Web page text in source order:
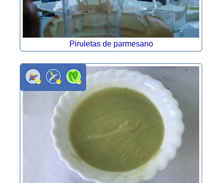
Piruletas de parmesano